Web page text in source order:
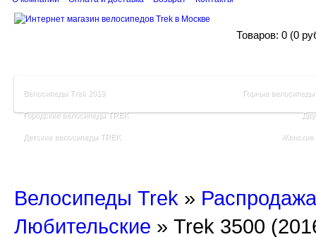
Товаров: 0 (0
Велосипеды Trek 2019 Горные
Городские велосипеды TREK
Детские велосипеды TREK Женские
Велосипеды Trek »
Любительские » Trek 3500